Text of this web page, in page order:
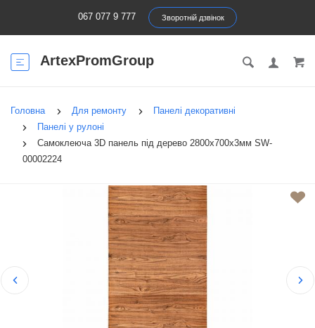
067 077 9 777 Зворотній дзвінок
ArtexPromGroup
Головна Для ремонту
Панелі декоративні
Панелі у рулоні
Самоклеюча 3D панель під дерево 2800x700x3мм SW-
00002224